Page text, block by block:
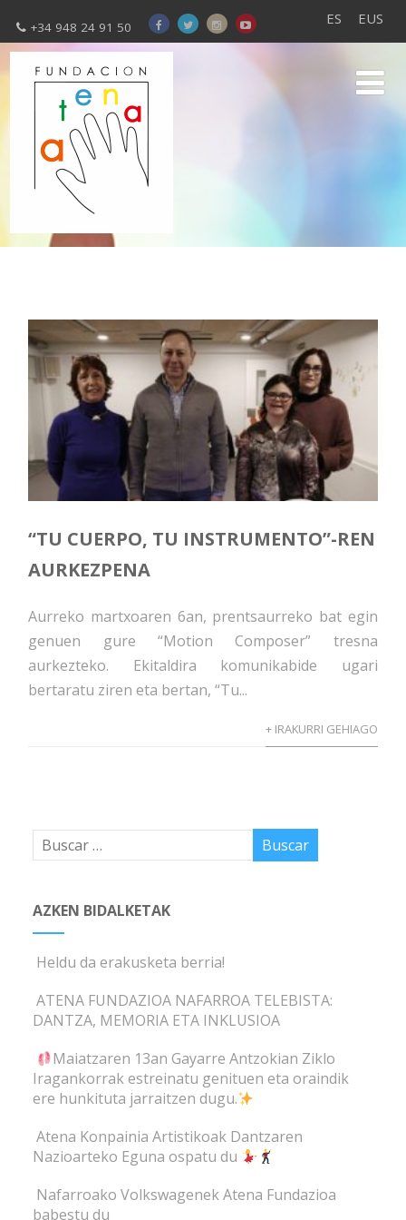
ES EUS
+34 948 24 91 50
“TU CUERPO, TU INSTRUMENTO”-REN
AURKEZPENA
Aurreko martxoaren 6an, prentsaurreko bat egin
genuen gure “Motion Composer” tresna
aurkezteko. Ekitaldira komunikabide ugari
bertaratu ziren eta bertan, “Tu...
+ IRAKURRI GEHIAGO
AZKEN BIDALKETAK
Heldu da erakusketa berria!
ATENA FUNDAZIOA NAFARROA TELEBISTA:
DANTZA, MEMORIA ETA INKLUSIOA
Maiatzaren 13an Gayarre Antzokian Ziklo
Iragankorrak estreinatu genituen eta oraindik
ere hunkituta jarraitzen dugu.
Atena Konpainia Artistikoak Dantzaren
Nazioarteko Eguna ospatu du
Nafarroako Volkswagenek Atena Fundazioa
babestu du